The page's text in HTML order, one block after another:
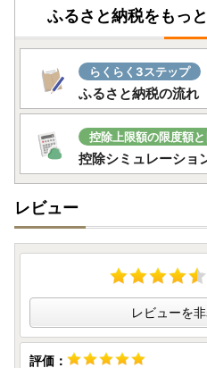
で、ご了承くださいませ。
寄附金受領証明書・ワンスト
和歌山県九度山町役場 企画公
ＴＥＬ ：0736-54-2019
受付時間：8：30～17：15（※
ふるさと納税をもっ
らくらく3ステップ
ふるさと納税の流れ
控除上限額の限度額
控除シミュレーショ
レビュー
レビューを